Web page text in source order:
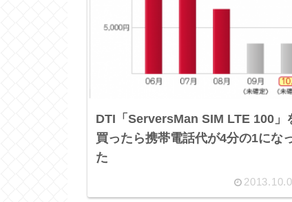
DTI「ServersMan SIM LTE 100」
買ったら携帯電話代が4分の1にな
た